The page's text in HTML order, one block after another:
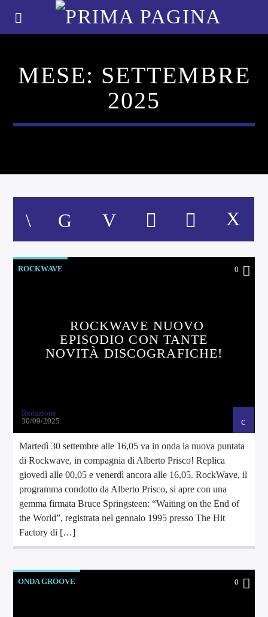
MESE: SETTEMBRE
2025
ROCKWAVE 0
ROCKWAVE NUOVO
EPISODIO CON TANTE
NOVITÀ DISCOGRAFICHE!
Redazione
30/09/2025
Martedì 30 settembre alle 16,05 va in onda la nuova puntata
di Rockwave, in compagnia di Alberto Prisco! Replica
giovedì alle 00,05 e venerdì ancora alle 16,05. RockWave, il
programma condotto da Alberto Prisco, si apre con una
gemma firmata Bruce Springsteen: “Waiting on the End of
the World”, registrata nel gennaio 1995 presso The Hit
Factory di […]
ONDA GROOVE 0